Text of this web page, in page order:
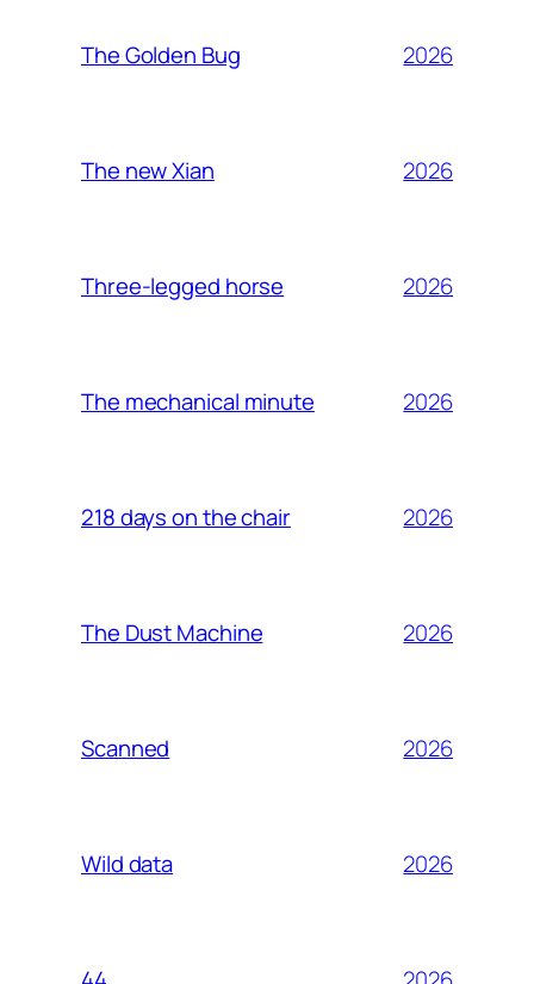
The Golden Bug 2026
The new Xian 2026
Three-legged horse 2026
The mechanical minute 2026
218 days on the chair 2026
The Dust Machine 2026
Scanned 2026
Wild data 2026